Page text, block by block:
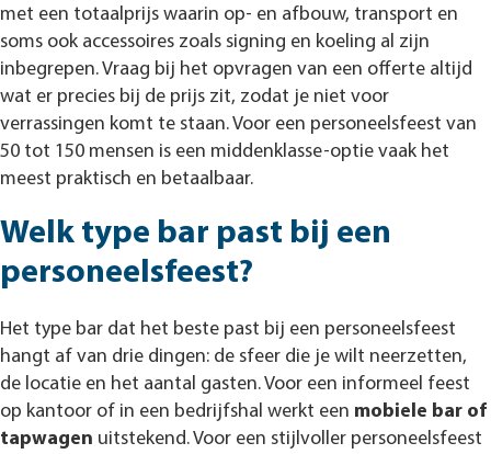
met een totaalprijs waarin op- en afbouw, transport en
soms ook accessoires zoals signing en koeling al zijn
inbegrepen. Vraag bij het opvragen van een offerte altijd
wat er precies bij de prijs zit, zodat je niet voor
verrassingen komt te staan. Voor een personeelsfeest van
50 tot 150 mensen is een middenklasse-optie vaak het
meest praktisch en betaalbaar.
Welk type bar past bij een
personeelsfeest?
Het type bar dat het beste past bij een personeelsfeest
hangt af van drie dingen: de sfeer die je wilt neerzetten,
de locatie en het aantal gasten. Voor een informeel feest
op kantoor of in een bedrijfshal werkt een mobiele bar of
tapwagen uitstekend. Voor een stijlvoller personeelsfeest